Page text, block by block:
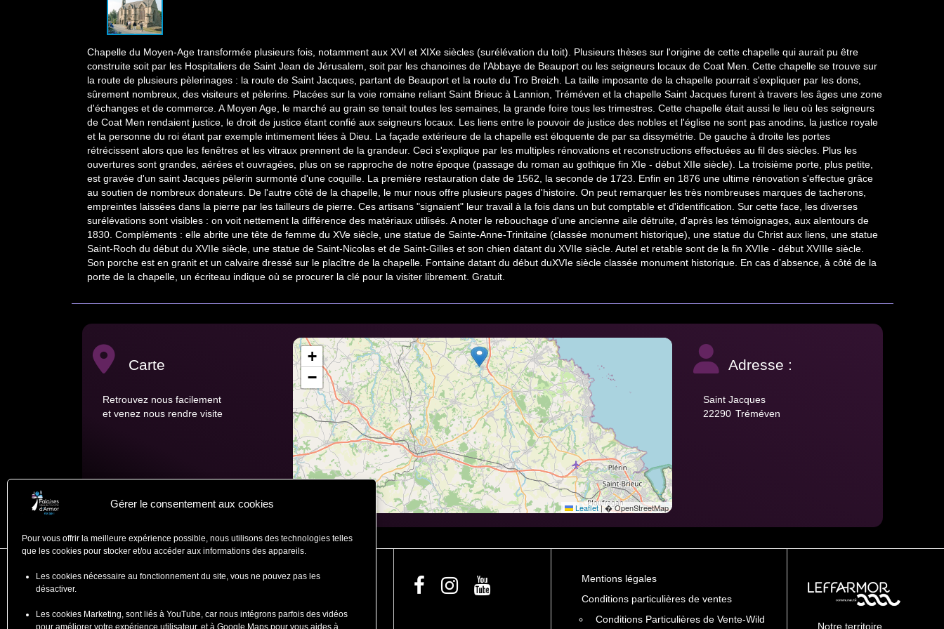
Gérer le consentement aux cookies
Pour vous offrir la meilleure expérience possible, nous utilisons des technologies telles
que les cookies pour stocker et/ou accéder aux informations des appareils.
Les cookies nécessaire au fonctionnement du site, vous ne pouvez pas les
désactiver.
Les cookies Marketing, sont liés à YouTube, car nous intégrons parfois des vidéos
pour améliorer votre expérience utilisateur, et à Google Maps pour vous aides à
Chapelle du Moyen-Age transformée plusieurs fois, notamment aux XVI et XIXe siècles (surélévation du toit). Plusieurs thèses sur l'origine de cette chapelle qui aurait pu être
construite soit par les Hospitaliers de Saint Jean de Jérusalem, soit par les chanoines de l'Abbaye de Beauport ou les seigneurs locaux de Coat Men. Cette chapelle se trouve sur
la route de plusieurs pèlerinages : la route de Saint Jacques, partant de Beauport et la route du Tro Breizh. La taille imposante de la chapelle pourrait s'expliquer par les dons,
sûrement nombreux, des visiteurs et pèlerins. Placées sur la voie romaine reliant Saint Brieuc à Lannion, Tréméven et la chapelle Saint Jacques furent à travers les âges une zone
d'échanges et de commerce. A Moyen Age, le marché au grain se tenait toutes les semaines, la grande foire tous les trimestres. Cette chapelle était aussi le lieu où les seigneurs
de Coat Men rendaient justice, le droit de justice étant confié aux seigneurs locaux. Les liens entre le pouvoir de justice des nobles et l'église ne sont pas anodins, la justice royale
et la personne du roi étant par exemple intimement liées à Dieu. La façade extérieure de la chapelle est éloquente de par sa dissymétrie. De gauche à droite les portes
rétrécissent alors que les fenêtres et les vitraux prennent de la grandeur. Ceci s'explique par les multiples rénovations et reconstructions effectuées au fil des siècles. Plus les
ouvertures sont grandes, aérées et ouvragées, plus on se rapproche de notre époque (passage du roman au gothique fin XIe - début XIIe siècle). La troisième porte, plus petite,
est gravée d'un saint Jacques pèlerin surmonté d'une coquille. La première restauration date de 1562, la seconde de 1723. Enfin en 1876 une ultime rénovation s'effectue grâce
au soutien de nombreux donateurs. De l'autre côté de la chapelle, le mur nous offre plusieurs pages d'histoire. On peut remarquer les très nombreuses marques de tacherons,
empreintes laissées dans la pierre par les tailleurs de pierre. Ces artisans "signaient" leur travail à la fois dans un but comptable et d'identification. Sur cette face, les diverses
surélévations sont visibles : on voit nettement la différence des matériaux utilisés. A noter le rebouchage d'une ancienne aile détruite, d'après les témoignages, aux alentours de
1830. Compléments : elle abrite une tête de femme du XVe siècle, une statue de Sainte-Anne-Trinitaine (classée monument historique), une statue du Christ aux liens, une statue
Saint-Roch du début du XVIIe siècle, une statue de Saint-Nicolas et de Saint-Gilles et son chien datant du XVIIe siècle. Autel et retable sont de la fin XVIIe - début XVIIIe siècle.
Son porche est en granit et un calvaire dressé sur le placître de la chapelle. Fontaine datant du début duXVIe siècle classée monument historique. En cas d’absence, à côté de la
porte de la chapelle, un écriteau indique où se procurer la clé pour la visiter librement. Gratuit.
Carte
Retrouvez nous facilement
et venez nous rendre visite
+
−
Leaflet|� OpenStreetMap
Adresse :
Saint Jacques
22290 Tréméven
Falaises d'Armor
ZA du Ponlo, 22290 LANVOLLON
Mentions légales
Conditions particulières de ventes
Conditions Particulières de Vente-Wild
Notre territoire